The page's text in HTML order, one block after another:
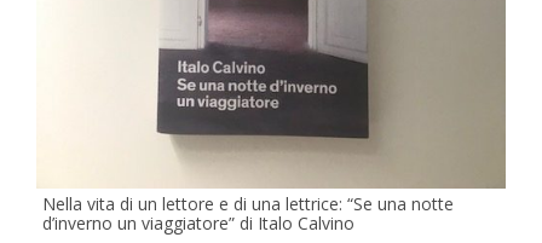
Nella vita di un lettore e di una lettrice: “Se una notte
d’inverno un viaggiatore” di Italo Calvino